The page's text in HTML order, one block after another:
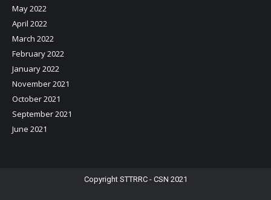
May 2022
April 2022
March 2022
February 2022
January 2022
November 2021
October 2021
September 2021
June 2021
Copyright STTRRC - CSN 2021